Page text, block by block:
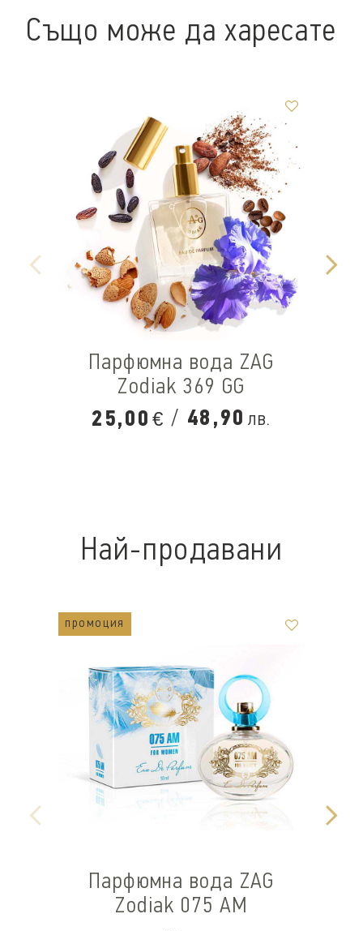
Също може да харесате
Парфюмна вода ZAG
Zodiak 369 GG
25,00 € / 48,90 лв.
Най-продавани
промоция
Парфюмна вода ZAG
Zodiak 075 AM